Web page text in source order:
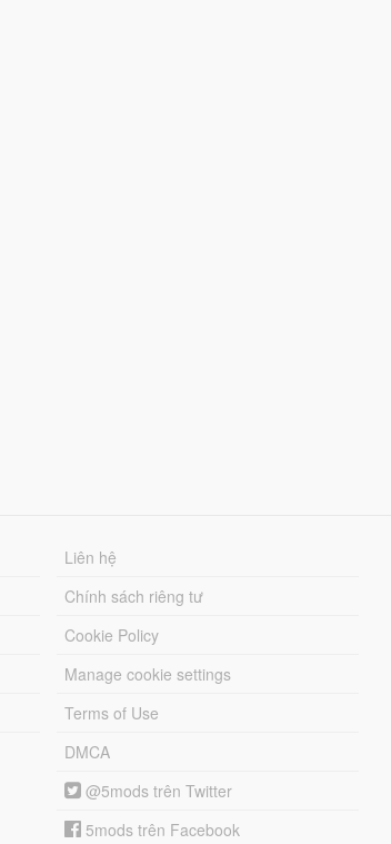
Liên hệ
Chính sách riêng tư
Cookie Policy
Manage cookie settings
Terms of Use
DMCA
@5mods trên Twitter
5mods trên Facebook